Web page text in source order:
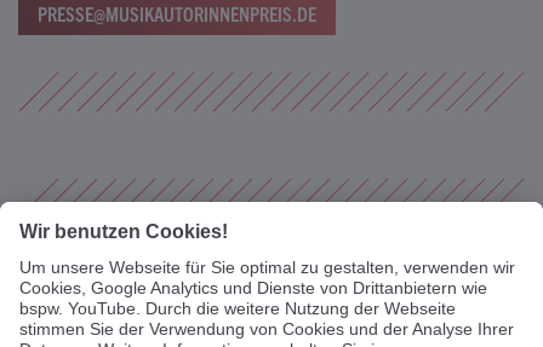
PRESSE@MUSIKAUTORINNENPREIS.DE